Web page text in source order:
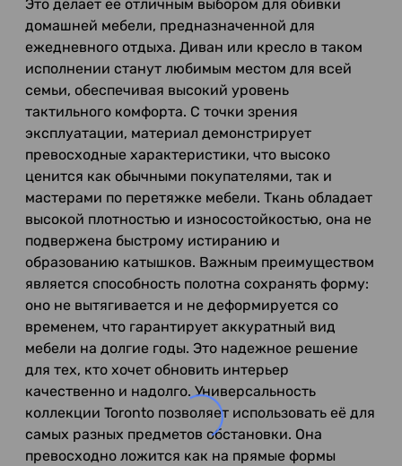
Это делает её отличным выбором для обивки
домашней мебели, предназначенной для
ежедневного отдыха. Диван или кресло в таком
исполнении станут любимым местом для всей
семьи, обеспечивая высокий уровень
тактильного комфорта. С точки зрения
эксплуатации, материал демонстрирует
превосходные характеристики, что высоко
ценится как обычными покупателями, так и
мастерами по перетяжке мебели. Ткань обладает
высокой плотностью и износостойкостью, она не
подвержена быстрому истиранию и
образованию катышков. Важным преимуществом
является способность полотна сохранять форму:
оно не вытягивается и не деформируется со
временем, что гарантирует аккуратный вид
мебели на долгие годы. Это надежное решение
для тех, кто хочет обновить интерьер
качественно и надолго. Универсальность
коллекции Toronto позволяет использовать её для
самых разных предметов обстановки. Она
превосходно ложится как на прямые формы